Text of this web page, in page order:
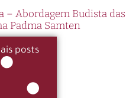
– Abordagem Budista das
Padma Samten
posts